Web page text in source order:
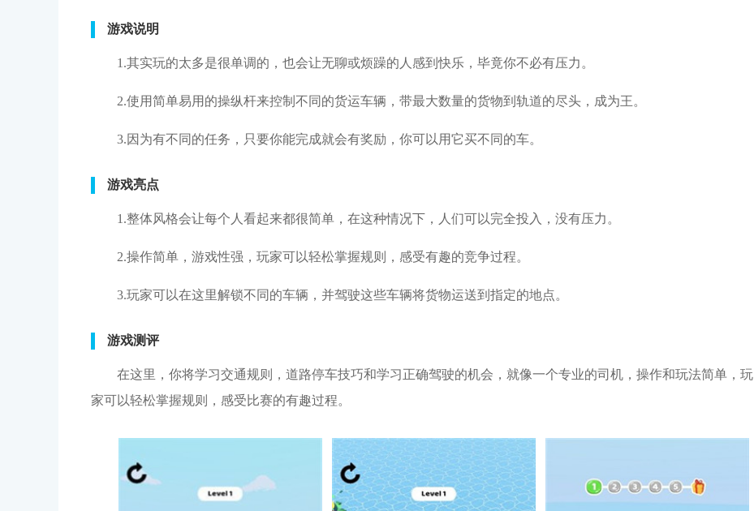
游戏说明
1.其实玩的太多是很单调的，也会让无聊或烦躁的人感到快乐，毕竟你不必有压力。
2.使用简单易用的操纵杆来控制不同的货运车辆，带最大数量的货物到轨道的尽头，成为王。
3.因为有不同的任务，只要你能完成就会有奖励，你可以用它买不同的车。
游戏亮点
1.整体风格会让每个人看起来都很简单，在这种情况下，人们可以完全投入，没有压力。
2.操作简单，游戏性强，玩家可以轻松掌握规则，感受有趣的竞争过程。
3.玩家可以在这里解锁不同的车辆，并驾驶这些车辆将货物运送到指定的地点。
游戏测评
在这里，你将学习交通规则，道路停车技巧和学习正确驾驶的机会，就像一个专业的司机，操作和玩法简单，玩
家可以轻松掌握规则，感受比赛的有趣过程。